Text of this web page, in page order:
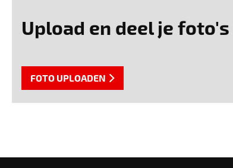
Upload en deel je foto's
FOTO UPLOADEN